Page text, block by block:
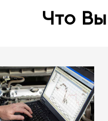
Что